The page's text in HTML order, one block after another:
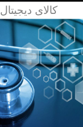
کالای دیجیتال